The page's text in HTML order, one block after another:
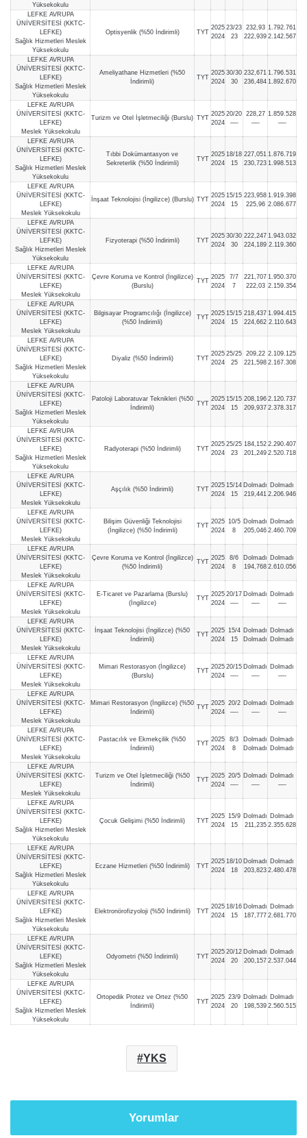
Yüksekokulu
LEFKE AVRUPA
ÜNİVERSİTESİ (KKTC-
LEFKE)
Sağlık Hizmetleri Meslek
Yüksekokulu
Optisyenlik (%50 İndirimli) TYT
2025
2024
23/23
23
232,93
222,939
1.792.761
2.142.567
LEFKE AVRUPA
ÜNİVERSİTESİ (KKTC-
LEFKE)
Sağlık Hizmetleri Meslek
Yüksekokulu
Ameliyathane Hizmetleri (%50
İndirimli)
TYT
2025
2024
30/30
30
232,671
236,484
1.796.531
1.892.670
LEFKE AVRUPA
ÜNİVERSİTESİ (KKTC-
LEFKE)
Meslek Yüksekokulu
Turizm ve Otel İşletmeciliği (Burslu) TYT
2025
2024
20/20
—-
228,27
—-
1.859.528
—-
LEFKE AVRUPA
ÜNİVERSİTESİ (KKTC-
LEFKE)
Sağlık Hizmetleri Meslek
Yüksekokulu
Tıbbi Dokümantasyon ve
Sekreterlik (%50 İndirimli)
TYT
2025
2024
18/18
15
227,051
230,723
1.876.719
1.998.513
LEFKE AVRUPA
ÜNİVERSİTESİ (KKTC-
LEFKE)
Meslek Yüksekokulu
İnşaat Teknolojisi (İngilizce) (Burslu) TYT
2025
2024
15/15
15
223,958
225,96
1.919.398
2.086.677
LEFKE AVRUPA
ÜNİVERSİTESİ (KKTC-
LEFKE)
Sağlık Hizmetleri Meslek
Yüksekokulu
Fizyoterapi (%50 İndirimli) TYT
2025
2024
30/30
30
222,247
224,189
1.943.032
2.119.360
LEFKE AVRUPA
ÜNİVERSİTESİ (KKTC-
LEFKE)
Meslek Yüksekokulu
Çevre Koruma ve Kontrol (İngilizce)
(Burslu)
TYT
2025
2024
7/7
7
221,707
222,03
1.950.370
2.159.354
LEFKE AVRUPA
ÜNİVERSİTESİ (KKTC-
LEFKE)
Meslek Yüksekokulu
Bilgisayar Programcılığı (İngilizce)
(%50 İndirimli)
TYT
2025
2024
15/15
15
218,437
224,662
1.994.415
2.110.643
LEFKE AVRUPA
ÜNİVERSİTESİ (KKTC-
LEFKE)
Sağlık Hizmetleri Meslek
Yüksekokulu
Diyaliz (%50 İndirimli) TYT
2025
2024
25/25
25
209,22
221,598
2.109.125
2.167.308
LEFKE AVRUPA
ÜNİVERSİTESİ (KKTC-
LEFKE)
Sağlık Hizmetleri Meslek
Yüksekokulu
Patoloji Laboratuvar Teknikleri (%50
İndirimli)
TYT
2025
2024
15/15
15
208,196
209,937
2.120.737
2.378.317
LEFKE AVRUPA
ÜNİVERSİTESİ (KKTC-
LEFKE)
Sağlık Hizmetleri Meslek
Yüksekokulu
Radyoterapi (%50 İndirimli) TYT
2025
2024
25/25
23
184,152
201,249
2.290.407
2.520.718
LEFKE AVRUPA
ÜNİVERSİTESİ (KKTC-
LEFKE)
Meslek Yüksekokulu
Aşçılık (%50 İndirimli) TYT
2025
2024
15/14
15
Dolmadı
219,441
Dolmadı
2.206.946
LEFKE AVRUPA
ÜNİVERSİTESİ (KKTC-
LEFKE)
Meslek Yüksekokulu
Bilişim Güvenliği Teknolojisi
(İngilizce) (%50 İndirimli)
TYT
2025
2024
10/5
8
Dolmadı
205,046
Dolmadı
2.460.709
LEFKE AVRUPA
ÜNİVERSİTESİ (KKTC-
LEFKE)
Meslek Yüksekokulu
Çevre Koruma ve Kontrol (İngilizce)
(%50 İndirimli)
TYT
2025
2024
8/6
8
Dolmadı
194,768
Dolmadı
2.610.056
LEFKE AVRUPA
ÜNİVERSİTESİ (KKTC-
LEFKE)
Meslek Yüksekokulu
E-Ticaret ve Pazarlama (Burslu)
(İngilizce)
TYT
2025
2024
20/17
—-
Dolmadı
—-
Dolmadı
—-
LEFKE AVRUPA
ÜNİVERSİTESİ (KKTC-
LEFKE)
Meslek Yüksekokulu
İnşaat Teknolojisi (İngilizce) (%50
İndirimli)
TYT
2025
2024
15/4
15
Dolmadı
Dolmadı
Dolmadı
Dolmadı
LEFKE AVRUPA
ÜNİVERSİTESİ (KKTC-
LEFKE)
Meslek Yüksekokulu
Mimari Restorasyon (İngilizce)
(Burslu)
TYT
2025
2024
20/15
—-
Dolmadı
—-
Dolmadı
—-
LEFKE AVRUPA
ÜNİVERSİTESİ (KKTC-
LEFKE)
Meslek Yüksekokulu
Mimari Restorasyon (İngilizce) (%50
İndirimli)
TYT
2025
2024
20/2
—-
Dolmadı
—-
Dolmadı
—-
LEFKE AVRUPA
ÜNİVERSİTESİ (KKTC-
LEFKE)
Meslek Yüksekokulu
Pastacılık ve Ekmekçilik (%50
İndirimli)
TYT
2025
2024
8/3
8
Dolmadı
Dolmadı
Dolmadı
Dolmadı
LEFKE AVRUPA
ÜNİVERSİTESİ (KKTC-
LEFKE)
Meslek Yüksekokulu
Turizm ve Otel İşletmeciliği (%50
İndirimli)
TYT
2025
2024
20/5
—-
Dolmadı
—-
Dolmadı
—-
LEFKE AVRUPA
ÜNİVERSİTESİ (KKTC-
LEFKE)
Sağlık Hizmetleri Meslek
Yüksekokulu
Çocuk Gelişimi (%50 İndirimli) TYT
2025
2024
15/9
15
Dolmadı
211,235
Dolmadı
2.355.628
LEFKE AVRUPA
ÜNİVERSİTESİ (KKTC-
LEFKE)
Sağlık Hizmetleri Meslek
Yüksekokulu
Eczane Hizmetleri (%50 İndirimli) TYT
2025
2024
18/10
18
Dolmadı
203,823
Dolmadı
2.480.478
LEFKE AVRUPA
ÜNİVERSİTESİ (KKTC-
LEFKE)
Sağlık Hizmetleri Meslek
Yüksekokulu
Elektronörofizyoloji (%50 İndirimli) TYT
2025
2024
18/16
15
Dolmadı
187,777
Dolmadı
2.681.770
LEFKE AVRUPA
ÜNİVERSİTESİ (KKTC-
LEFKE)
Sağlık Hizmetleri Meslek
Yüksekokulu
Odyometri (%50 İndirimli) TYT
2025
2024
20/12
20
Dolmadı
200,157
Dolmadı
2.537.044
LEFKE AVRUPA
ÜNİVERSİTESİ (KKTC-
LEFKE)
Sağlık Hizmetleri Meslek
Yüksekokulu
Ortopedik Protez ve Ortez (%50
İndirimli)
TYT
2025
2024
23/9
20
Dolmadı
198,539
Dolmadı
2.560.515
YKS
Yorumlar